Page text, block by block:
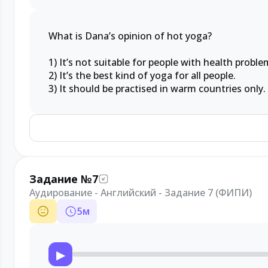
What is Dana’s opinion of hot yoga?
1) It’s not suitable for people with health
2) It’s the best kind of yoga for all people.
3) It should be practised in warm countries only.
Задание №7
Аудирование - Английский - Задание 7 (ФИПИ)
5м
▶